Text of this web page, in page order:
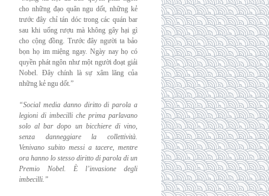
cho những đạo quân ngu dốt, những kẻ
trước đây chỉ tán dóc trong các quán bar
sau khi uống rượu mà không gây hại gì
cho cộng đồng. Trước đây người ta bảo
bọn họ im miệng ngay. Ngày nay họ có
quyền phát ngôn như một người đoạt giải
Nobel. Đây chính là sự xâm lăng của
những kẻ ngu dốt.”
“Social media danno diritto di parola a
legioni di imbecilli che prima parlavano
solo albar dopo un bicchiere di vino,
senza danneggiare la collettività.
Venivano subito messi a tacere, mentre
ora hanno lo stesso diritto di parola di un
Premio Nobel. È l’invasione degli
imbecilli.”